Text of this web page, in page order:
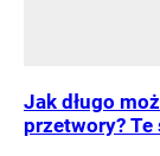
Jak długo
przetwory?